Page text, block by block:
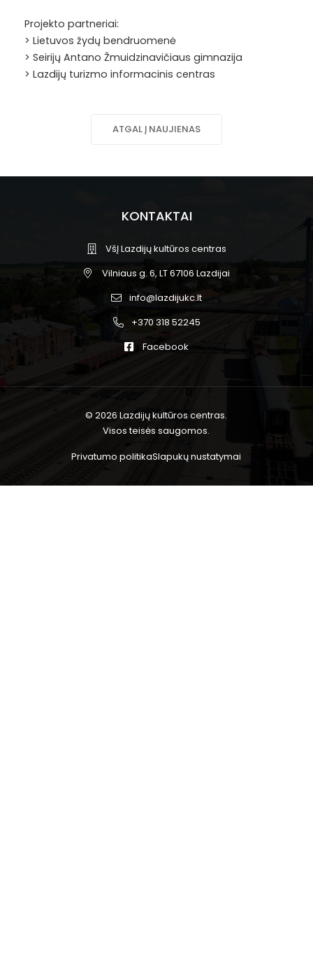
Projekto partneriai:
> Lietuvos žydų bendruomenė
> Seirijų Antano Žmuidzinavičiaus gimnazija
> Lazdijų turizmo informacinis centras
ATGAL Į NAUJIENAS
KONTAKTAI
VšĮ Lazdijų kultūros centras
Vilniaus g. 6, LT 67106 Lazdijai
info@lazdijukc.lt
+370 318 52245
Facebook
© 2026 Lazdijų kultūros centras.
Visos teisės saugomos.
Privatumo politikaSlapukų nustatymai